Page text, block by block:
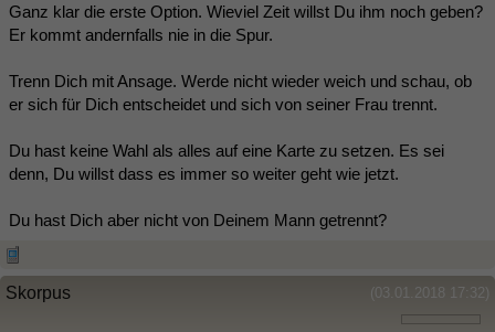
Ganz klar die erste Option. Wieviel Zeit willst Du ihm noch geben?
Er kommt andernfalls nie in die Spur.
Trenn Dich mit Ansage. Werde nicht wieder weich und schau, ob
er sich für Dich entscheidet und sich von seiner Frau trennt.
Du hast keine Wahl als alles auf eine Karte zu setzen. Es sei
denn, Du willst dass es immer so weiter geht wie jetzt.
Du hast Dich aber nicht von Deinem Mann getrennt?
(03.01.2018 17:32)
Skorpus